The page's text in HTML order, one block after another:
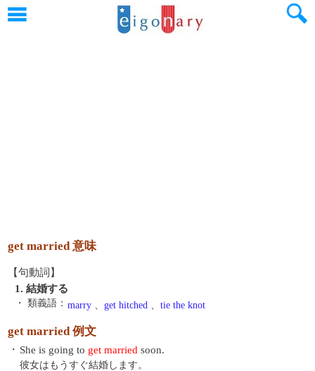
get married 意味
【句動詞】
1. 結婚する
・ 類義語： marry 、 get hitched 、 tie the knot
get married 例文
・ She is going to get married soon.
彼女はもうすぐ結婚します。